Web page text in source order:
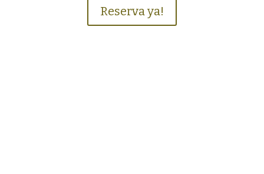
Reserva ya!